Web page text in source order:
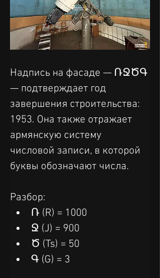
Надпись на фасаде — ՌՋԾԳ
— подтверждает год
завершения строительства:
1953. Она также отражает
армянскую систему
числовой записи, в которой
буквы обозначают числа.
Разбор:
Ռ (R) = 1000
Ջ (J) = 900
Ծ (Ts) = 50
Գ (G) = 3